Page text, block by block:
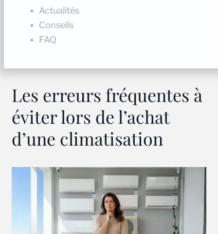
Les erreurs fréquentes à
éviter lors de l’achat
d’une climatisation
Actualités
Conseils
FAQ